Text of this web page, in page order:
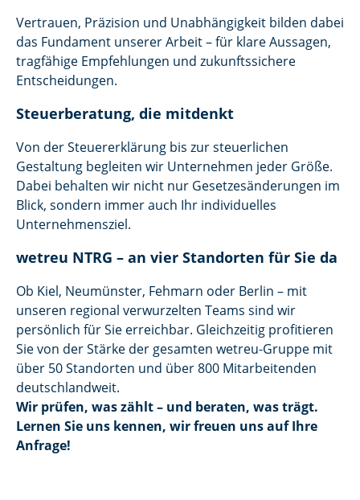
Vertrauen, Präzision und Unabhängigkeit bilden dabei
das Fundament unserer Arbeit – für klare Aussagen,
tragfähige Empfehlungen und zukunftssichere
Entscheidungen.
Steuerberatung, die mitdenkt
Von der Steuererklärung bis zur steuerlichen
Gestaltung begleiten wir Unternehmen jeder Größe.
Dabei behalten wir nicht nur Gesetzesänderungen im
Blick, sondern immer auch Ihr individuelles
Unternehmensziel.
wetreu NTRG – an vier Standorten für Sie da
Ob Kiel, Neumünster, Fehmarn oder Berlin – mit
unseren regional verwurzelten Teams sind wir
persönlich für Sie erreichbar. Gleichzeitig profitieren
Sie von der Stärke der gesamten wetreu-Gruppe mit
über 50 Standorten und über 800 Mitarbeitenden
deutschlandweit.
Wir prüfen, was zählt – und beraten, was trägt.
Lernen Sie uns kennen, wir freuen uns auf Ihre
Anfrage!